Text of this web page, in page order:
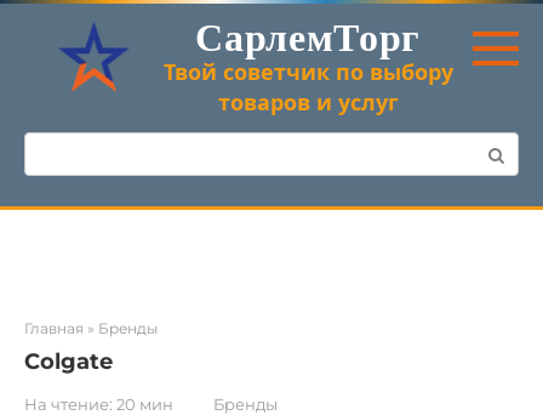
Перейти
контенту
СарлемТорг
Твой советчик по выбору
товаров и услуг
Поиск:
Главная » Бренды
Colgate
На чтение: 20 мин Бренды